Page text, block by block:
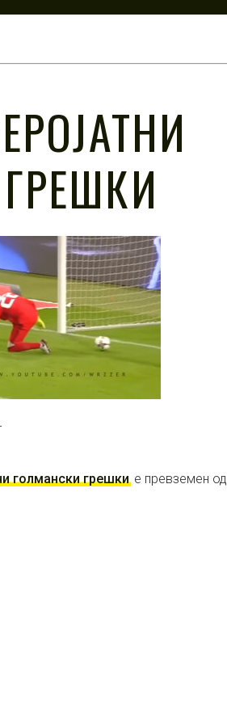
голмански грешки е превземен од